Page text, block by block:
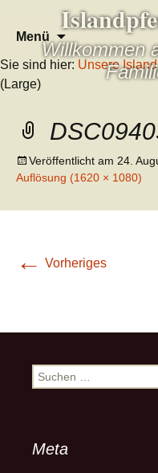
Willkommen
Menü
Zum
Inhalt
springen
Sie sind hier: Unsere
(Large)
Veröffentlicht am 24.
Auflösung (1620 × 1080)
← Vorheriges
Suchen
nach:
Meta